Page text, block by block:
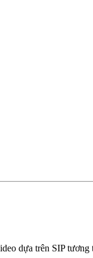
dựa trên SIP tương